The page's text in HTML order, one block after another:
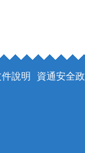
說明 資通安全